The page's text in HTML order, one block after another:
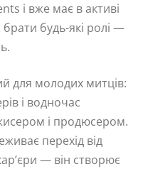
і вже має в активі
будь-які ролі —
для молодих митців:
і водночас
і продюсером.
перехід від
— він створює